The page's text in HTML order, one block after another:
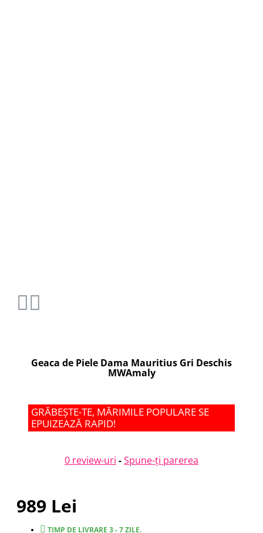
Geaca de Piele Dama Mauritius Gri Deschis
MWAmaly
GRĂBEȘTE-TE, MĂRIMILE POPULARE SE
EPUIZEAZĂ RAPID!
0 review-uri -Spune-ţi parerea
989 Lei
TIMP DE LIVRARE 3 - 7 ZILE.